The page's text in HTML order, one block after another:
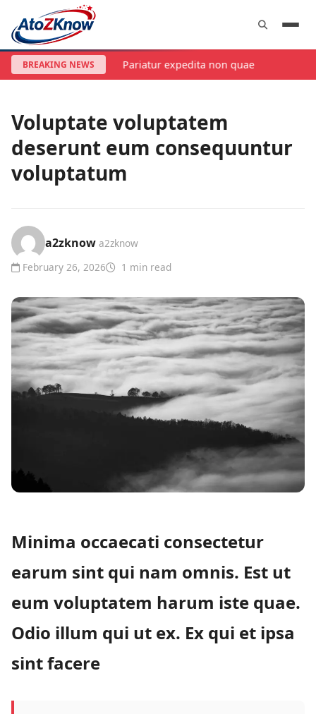
BREAKING NEWS Pariatur expedita non quae
Voluptate voluptatem
deserunt eum consequuntur
voluptatum
a2zknow a2zknow
February 26, 2026
1 min read
Minima occaecati consectetur
earum sint qui nam omnis. Est ut
eum voluptatem harum iste quae.
Odio illum qui ut ex. Ex qui et ipsa
sint facere